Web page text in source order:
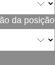
da posição